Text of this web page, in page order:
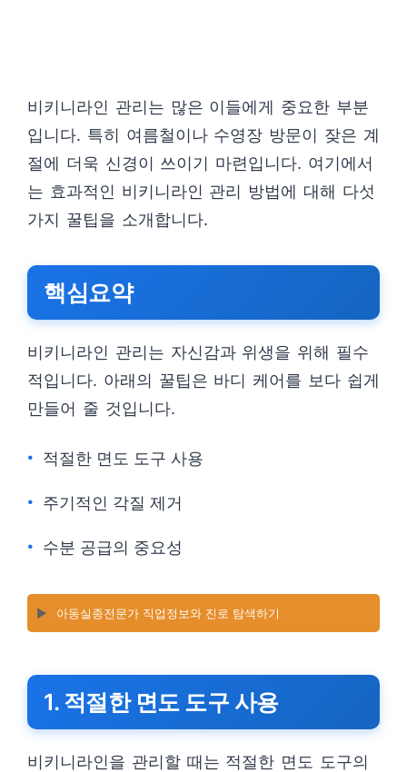
비키니라인 관리는 많은 이들에게 중요한 부분
입니다. 특히 여름철이나 수영장 방문이 잦은 계
절에 더욱 신경이 쓰이기 마련입니다. 여기에서
는 효과적인 비키니라인 관리 방법에 대해 다섯
가지 꿀팁을 소개합니다.
핵심요약
비키니라인 관리는 자신감과 위생을 위해 필수
적입니다. 아래의 꿀팁은 바디 케어를 보다 쉽게
만들어 줄 것입니다.
적절한 면도 도구 사용
주기적인 각질 제거
수분 공급의 중요성
▶️ 아동실종전문가 직업정보와 진로 탐색하기
1. 적절한 면도 도구 사용
비키니라인을 관리할 때는 적절한 면도 도구의